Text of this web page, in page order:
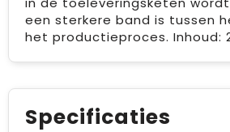
een sterkere band is tussen
het productieproces. Inhoud:
Specificaties